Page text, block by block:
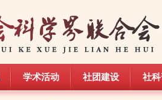
学术活动 社团建设 社